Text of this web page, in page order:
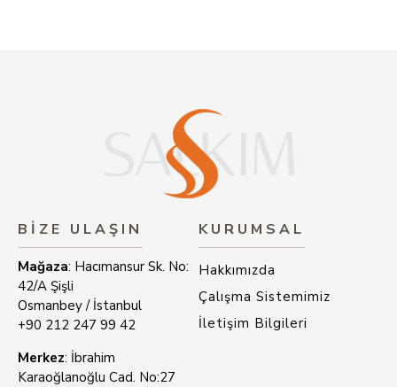
BIZE ULAŞIN
Mağaza: Hacımansur Sk. No:
42/A Şişli
Osmanbey / İstanbul
+90 212 247 99 42
Merkez: İbrahim
Karaoğlanoğlu Cad. No:27
KURUMSAL
Hakkımızda
Çalışma Sistemimiz
İletişim Bilgileri